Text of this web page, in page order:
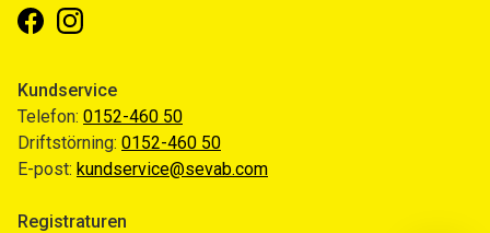
FacebookInstagram
Kundservice
Telefon: 0152-460 50
Driftstörning: 0152-460 50
E-post: kundservice@sevab.com
Registraturen